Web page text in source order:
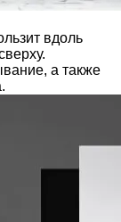
вдоль
а также